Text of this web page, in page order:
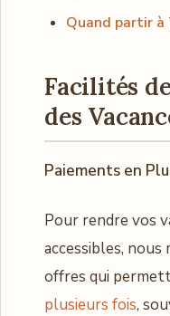
Quand partir à
Facilités
des
Paiements en
Pour rendre vos
accessibles,
offres qui
plusieurs fois,